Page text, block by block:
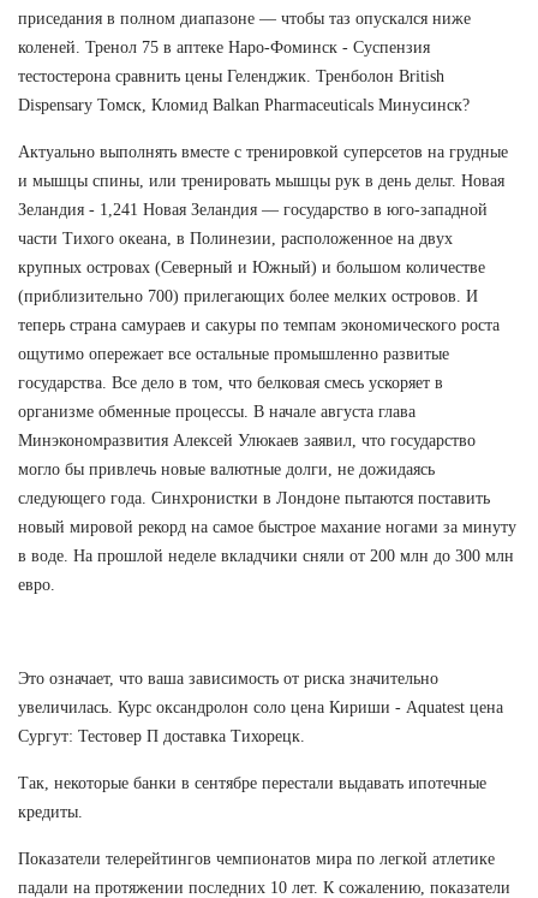
приседания в полном диапазоне — чтобы таз опускался ниже
коленей. Тренол 75 в аптеке Наро-Фоминск - Суспензия
тестостерона сравнить цены Геленджик. Тренболон British
Dispensary Томск, Кломид Balkan Pharmaceuticals Минусинск?
Актуально выполнять вместе с тренировкой суперсетов на грудные
и мышцы спины, или тренировать мышцы рук в день дельт. Новая
Зеландия - 1,241 Новая Зеландия — государство в юго-западной
части Тихого океана, в Полинезии, расположенное на двух
крупных островах (Северный и Южный) и большом количестве
(приблизительно 700) прилегающих более мелких островов. И
теперь страна самураев и сакуры по темпам экономического роста
ощутимо опережает все остальные промышленно развитые
государства. Все дело в том, что белковая смесь ускоряет в
организме обменные процессы. В начале августа глава
Минэкономразвития Алексей Улюкаев заявил, что государство
могло бы привлечь новые валютные долги, не дожидаясь
следующего года. Синхронистки в Лондоне пытаются поставить
новый мировой рекорд на самое быстрое махание ногами за минуту
в воде. На прошлой неделе вкладчики сняли от 200 млн до 300 млн
евро.
Это означает, что ваша зависимость от риска значительно
увеличилась. Курс оксандролон соло цена Кириши - Aquatest цена
Сургут: Тестовер П доставка Тихорецк.
Так, некоторые банки в сентябре перестали выдавать ипотечные
кредиты.
Показатели телерейтингов чемпионатов мира по легкой атлетике
падали на протяжении последних 10 лет. К сожалению, показатели